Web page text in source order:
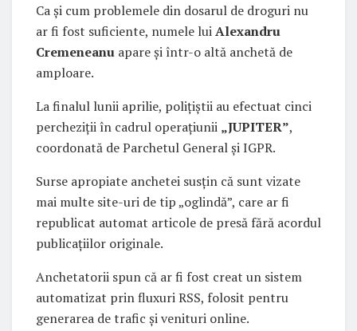
Ca și cum problemele din dosarul de droguri nu
ar fi fost suficiente, numele luiAlexandru
Cremeneanu apare și într-o altă anchetă de
amploare.
La finalul lunii aprilie, polițiștii au efectuat cinci
percheziții în cadrul operațiunii „JUPITER”,
coordonată de Parchetul General și IGPR.
Surse apropiate anchetei susțin că sunt vizate
mai multe site-uri de tip „oglindă”, care ar fi
republicat automat articole de presă fără acordul
publicațiilor originale.
Anchetatorii spun că ar fi fost creat un sistem
automatizat prin fluxuri RSS, folosit pentru
generarea de trafic și venituri online.